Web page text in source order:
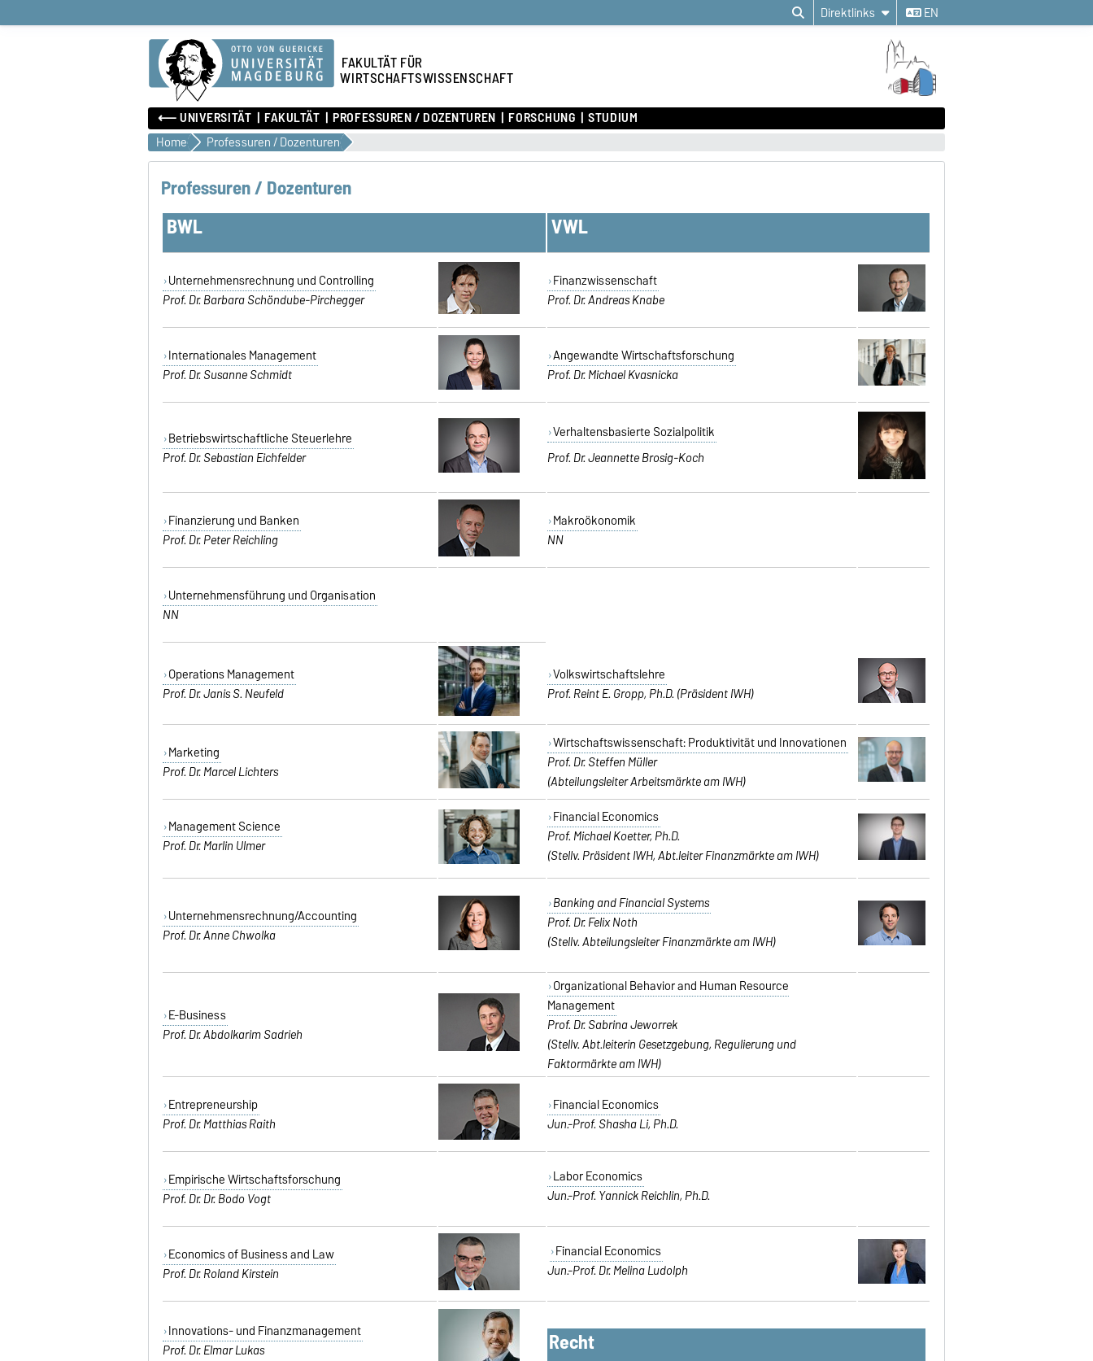
Direktlinks EN
FAKULTÄT FÜR
WIRTSCHAFTSWISSENSCHAFT
⟵ UNIVERSITÄT FAKULTÄT PROFESSUREN / DOZENTUREN FORSCHUNG STUDIUM
Home Professuren / Dozenturen
Professuren / Dozenturen
BWL VWL
Unternehmensrechnung und Controlling
Prof. Dr. Barbara Schöndube-Pirchegger
Finanzwissenschaft
Prof. Dr. Andreas Knabe
Internationales Management
Prof. Dr. Susanne Schmidt
Angewandte Wirtschaftsforschung
Prof. Dr. Michael Kvasnicka
Betriebswirtschaftliche Steuerlehre
Prof. Dr.Sebastian Eichfelder
Verhaltensbasierte Sozialpolitik
Prof. Dr. Jeannette Brosig-Koch
Finanzierung und Banken
Prof. Dr. Peter Reichling
Makroökonomik
NN
Unternehmensführung und Organisation
NN
Operations Management
Prof. Dr. Janis S. Neufeld
Volkswirtschaftslehre
Prof. Reint E. Gropp, Ph.D. (Präsident IWH)
Marketing
Prof. Dr. Marcel Lichters
Wirtschaftswissenschaft: Produktivität und Innovationen
Prof. Dr. Steffen Müller
(Abteilungsleiter Arbeitsmärkteam IWH)
Management Science
Prof. Dr. Marlin Ulmer
Financial Economics
Prof. Michael Koetter, Ph.D.
(Stellv. Präsident IWH, Abt.leiter Finanzmärkte am IWH)
Unternehmensrechnung/Accounting
Prof. Dr. Anne Chwolka
Banking and Financial Systems
Prof. Dr. Felix Noth
(Stellv. Abteilungsleiter Finanzmärkte am IWH)
E-Business
Prof. Dr. Abdolkarim Sadrieh
Organizational Behavior and Human Resource
Management
Prof. Dr. Sabrina Jeworrek
(Stellv. Abt.leiterin Gesetzgebung, Regulierung und
Faktormärkte am IWH)
Entrepreneurship
Prof. Dr. Matthias Raith
Financial Economics
Jun.-Prof. Shasha Li, Ph.D.
Empirische Wirtschaftsforschung
Prof. Dr. Dr. Bodo Vogt
Labor Economics
Jun.-Prof. Yannick Reichlin, Ph.D.
Economics of Business and Law
Prof. Dr. Roland Kirstein
Financial Economics
Jun.-Prof. Dr. Melina Ludolph
Innovations- und Finanzmanagement
Prof. Dr. Elmar Lukas
Recht